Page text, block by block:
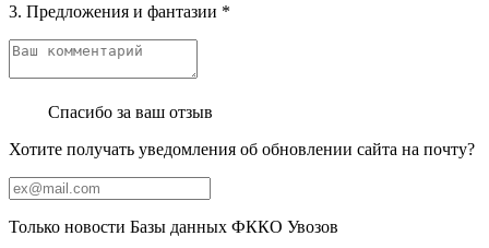
3. Предложения и фантазии *
Спасибо за ваш отзыв
Хотите получать уведомления об обновлении сайта на почту?
Только новости Базы данных ФККО Увозов